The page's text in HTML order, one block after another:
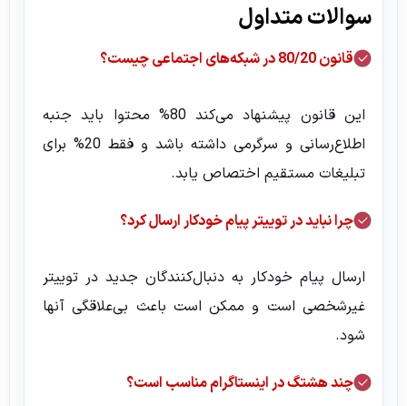
سوالات متداول
قانون 80/20 در شبکه‌های اجتماعی چیست؟
این قانون پیشنهاد می‌کند 80% محتوا باید جنبه
اطلاع‌رسانی و سرگرمی داشته باشد و فقط 20% برای
تبلیغات مستقیم اختصاص یابد.
چرا نباید در توییتر پیام خودکار ارسال کرد؟
ارسال پیام خودکار به دنبال‌کنندگان جدید در توییتر
غیرشخصی است و ممکن است باعث بی‌علاقگی آنها
شود.
چند هشتگ در اینستاگرام مناسب است؟